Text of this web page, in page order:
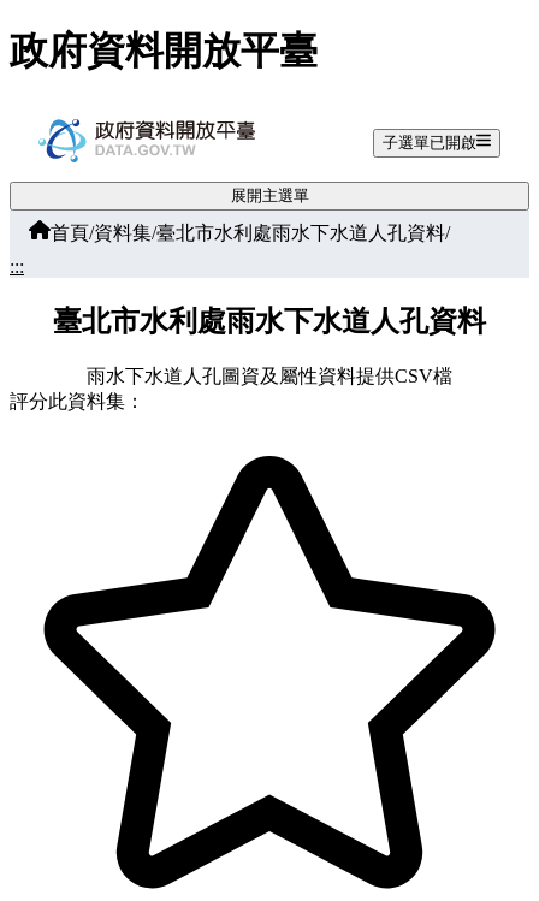
跳至主要內容
政府資料開放平臺
子選單已開啟
展開主選單
首頁/資料集/臺北市水利處雨水下水道人孔資料/
:::
臺北市水利處雨水下水道人孔資料
雨水下水道人孔圖資及屬性資料提供CSV檔
評分此資料集：